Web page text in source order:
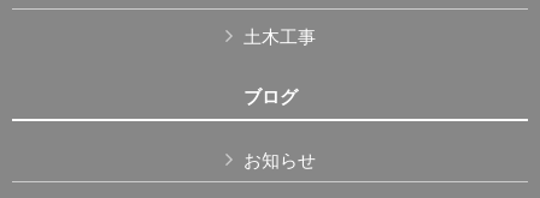
土木工事
ブログ
お知らせ